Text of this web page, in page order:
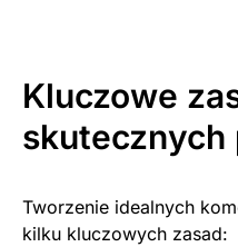
Kluczowe
skutecznych
Tworzenie idealnych
kilku kluczowych zasad: